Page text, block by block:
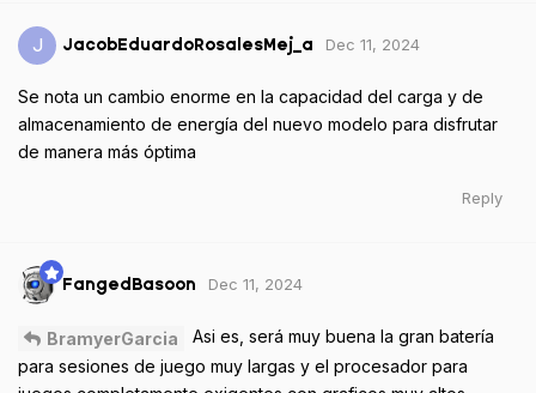
J JacobEduardoRosalesMej_a Dec 11, 2024
Se nota un cambio enorme en la capacidad del carga y de
almacenamiento de energía del nuevo modelo para disfrutar
de manera más óptima
Reply
FangedBasoon Dec 11, 2024
BramyerGarcia
Asi es, será muy buena la gran batería
para sesiones de juego muy largas y el procesador para